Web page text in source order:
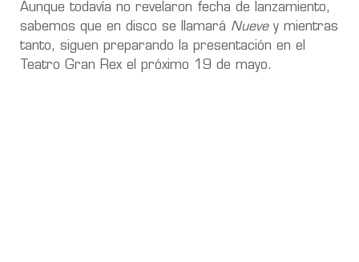
Aunque todavía no revelaron fecha de lanzamiento,
sabemos que en disco se llamará Nuevey mientras
tanto, siguen preparando la presentación en el
Teatro Gran Rex el próximo 19 de mayo.